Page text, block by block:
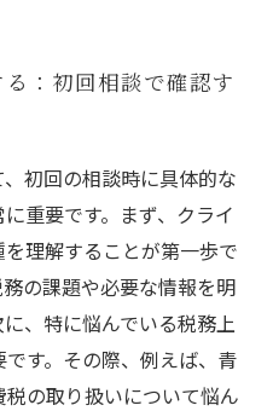
：初回相談で確認す
初回の相談時に具体的な
重要です。まず、クライ
理解することが第一歩で
の課題や必要な情報を明
、特に悩んでいる税務上
す。その際、例えば、青
の取り扱いについて悩ん